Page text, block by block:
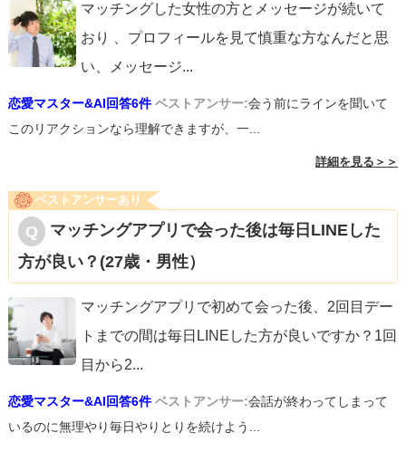
マッチングした女性の方とメッセージが続いて
おり 、プロフィールを見て慎重な方なんだと思
い、メッセージ...
恋愛マスター&AI回答6件 ベストアンサー:会う前にラインを聞いて
このリアクションなら理解できますが、一...
詳細を見る＞＞
ベストアンサーあり
マッチングアプリで会った後は毎日LINEした
方が良い？(27歳・男性）
マッチングアプリで初めて会った後、2回目デー
トまでの間は毎日LINEした方が良いですか？1回
目から2...
恋愛マスター&AI回答6件 ベストアンサー:会話が終わってしまって
いるのに無理やり毎日やりとりを続けよう...